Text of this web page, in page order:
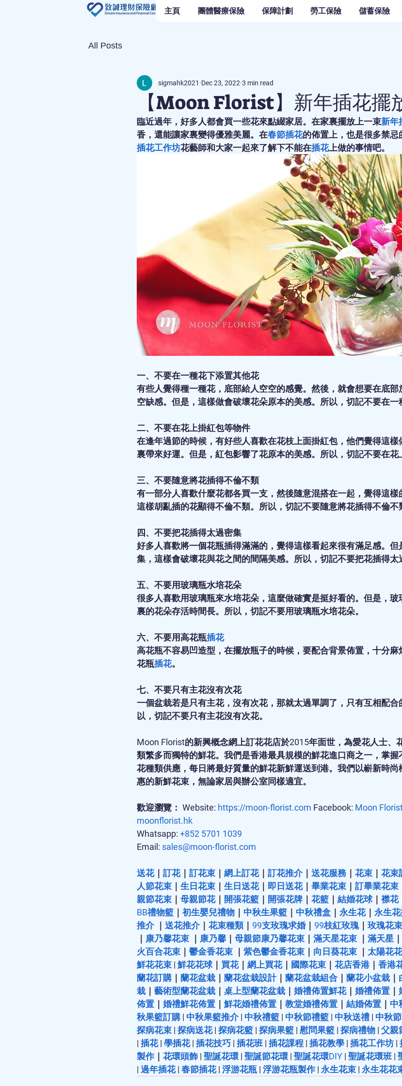
主頁 團體醫療保險 保障計劃 勞工保險 儲蓄保險
All Posts
【Moon Florist】新年插花擺
sigmahk2021 Dec 23, 2022 3 min read
臨近過年，好多人都會買一些花來點綴家居。在家裏擺放上一束新年
香，還能讓家裏變得優雅美麗。在春節插花的佈置上，也是很多禁
插花工作坊花藝師和大家一起來了解下不能在插花上做的事情吧。
一、不要在一種花下添置其他花
有些人覺得種一種花，底部給人空空的感覺。然後，就會想要在底
空缺感。但是，這樣做會破壞花朵原本的美感。所以，切記不要在一
二、不要在花上掛紅包等物件
在逢年過節的時候，有好些人喜歡在花枝上面掛紅包，他們覺得這
裏帶來好運。但是，紅包影響了花原本的美感。所以，切記不要在花
三、不要隨意將花插得不倫不類
有一部分人喜歡什麼花都各買一支，然後隨意混搭在一起，覺得這樣
這樣胡亂插的花顯得不倫不類。所以，切記不要隨意將花插得不倫不
四、不要把花插得太過密集
好多人喜歡將一個花瓶插得滿滿的，覺得這樣看起來很有滿足感。
集，這樣會破壞花與花之間的間隔美感。所以，切記不要把花插得太
五、不要用玻璃瓶水培花朵
很多人喜歡用玻璃瓶來水培花朵，這麼做確實是挺好看的。但是，
裏的花朵存活時間長。所以，切記不要用玻璃瓶水培花朵。
六、不要用高花瓶插花
高花瓶不容易凹造型，在擺放瓶子的時候，要配合背景佈置，十分
花瓶插花。
七、不要只有主花沒有次花
一個盆栽若是只有主花，沒有次花，那就太過單調了，只有互相配
以，切記不要只有主花沒有次花。
Moon Florist的新興概念網上訂花花店於2015年面世，為愛花人士、
類繁多而獨特的鮮花。我們是香港最具規模的鮮花進口商之一，掌
花種類供應，每日將最好質量的鮮花新鮮運送到港。我們以嶄新時
惠的新鮮花束，無論家居與辦公室同樣適宜。
歡迎瀏覽： Website: https://moon-florist.com Facebook: Moon
moonflorist.hk
Whatsapp: +852 5701 1039
Email: sales@moon-florist.com
送花｜ 訂花｜ 訂花束 網上訂花｜ 訂花推介｜ 送花服務 花束 花束
人節花束
生日花束 生日送花｜ 即日送花｜ 畢業花束 訂畢業花束
親節花束
母親節花｜ 開張花籃 開張花牌 花籃 結婚花球｜ 襟花｜
BB禮物籃
初生嬰兒禮物 中秋生果籃 中秋禮盒 永生花｜ 永生
推介 ｜ 送花推介｜ 花束種類｜ 99支玫瑰求婚｜ 99枝紅玫瑰｜ 玫瑰花束
康乃馨花束 康乃馨 母親節康乃馨花束 滿天星花束 滿天星
火百合花束
鬱金香花束 紫色鬱金香花束 向日葵花束 太陽花
鮮花花束 | 鮮花花球｜ 買花｜ 網上買花｜ 國際花束 花店香港｜ 香港
蘭花訂購｜ 蘭花盆栽 蘭花盆栽設計｜ 蘭花盆栽組合 蘭花小盆栽
栽
藝術型蘭花盆栽 桌上型蘭花盆栽 婚禮佈置鮮花｜ 婚禮佈置
佈置
婚禮鮮花佈置 鮮花婚禮佈置 教堂婚禮佈置 結婚佈置 中
秋果籃訂購 | 中秋果籃推介 | 中秋禮籃 | 中秋節禮籃 | 中秋送禮 | 中秋
探病花束 | 探病送花 | 探病花籃 | 探病果籃 | 慰問果籃 | 探病禮物 | 父親
| 插花 | 學插花 | 插花技巧 | 插花班 | 插花課程 | 插花教學 | 插花工作坊 |
製作｜ 花環頭飾 | 聖誕花環 | 聖誕節花環 | 聖誕花環DIY | 聖誕花環班 |
| 過年插花 | 春節插花 | 浮游花瓶 | 浮游花瓶製作 | 永生花束 | 永生花花